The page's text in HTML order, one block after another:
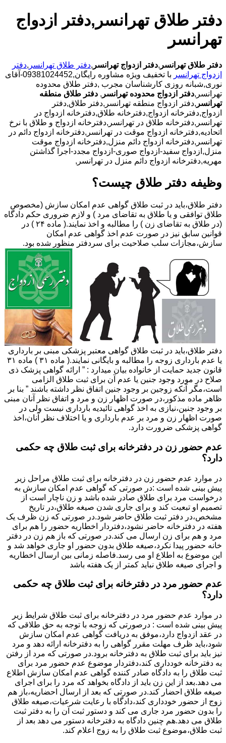
دفتر طلاق تهرانسر,دفتر ازدواج
تهرانسر
دفتر طلاق تهرانسر ,دفتر ازدواج تهرانسر ,دفتر طلاق تهرانسر ,دفتر
ازدواج تهرانسر با
تخفیف ویژه مشاوره رایگان,09381024452-آقای
نوری,شبانه روزی کارشناسان مجرب ,دفتر طلاق محدوده
تهرانسر,دفتر ازدواج محدوده تهرانسر , دفتر طلاق منطقه
تهرانسر ,دفتر ازدواج منطقه تهرانسر,دفتر طلاق,دفتر
ازدواج,دفترخانه ازدواج,دفترخانه طلاق,دفترخانه ازدواج در
تهرانسر,دفترخانه طلاق در تهرانسر,دفترخانه ازدواج و طلاق با نرخ
اتحادیه,دفترخانه ازدواج موقت در تهرانسر,دفترخانه ازدواج دائم در
تهرانسر,دفترخانه ازدواج دائم منزل,دفترخانه ازدواج موقت
منزل,ازدواج سفید-ازدواج صوری-ازدواج مجدد-اجرا گذاشتن
مهریه,دفترخانه ازدواج دائم منزل در تهرانسر,
وظیفه دفتر طلاق چیست؟
دفتر طلاق،باید در ثبت طلاق گواهی عدم امکان سازش (مخصوص
طلاق توافقی و یا طلاق به تقاضای مرد ) و لازم ضروری حکم دادگاه
(در طلاق به تقاضای زن ) را مطالبه و اخذ نمایند.( ماده ۲۴ ) در
قوانین سابق نیز در صورت عدم اخذ گواهی عدم امکان
سازش،مجازات سلب صلاحیت برای سردفتر منظور شده بود.
دفتر طلاق،باید در ثبت طلاق گواهی معتبر پزشکی مبنی بر بارداری
یا عدم بارداری زوجه را مطالبه و بایگانی نمایند.( ماده ۳۱ ) ماده ۳۱
قانون جدید حمایت از خانواده بیان میدارد : ” ارائه گواهی پزشک ذی
صلاح در مورد وجود جنین یا عدم آن برای ثبت طلاق الزامی
است،مگر آنکه زوجین بر وجود جنین اتفاق نظر داشته باشند ” بنا بر
ظاهر ماده مذکور،در صورت اظهار زن و مرد و اتفاق نظر آنان مبنی
بر وجود جنین،نیازی به اخذ گواهی تائیدیه بارداری نیست ولی در
صورت اظهار زن و مرد بر عدم بارداری و یا اختلاف نظر آنان،اخذ
گواهی پزشکی ضرورت دارد.
عدم حضور زن در دفترخانه برای ثبت طلاق چه حکمی
دارد؟
در موارد عدم حضور زن در دفترخانه برای ثبت طلاق مراحل زیر
پیش بینی شده است :در صورتی که گواهی عدم امکان سازش به
درخواست مرد برای طلاق صادر شده باشد و زن ناچار است از
تصمیم او تبعیت کند و برای جاری شدن صیغه طلاق،در تاریخ
مشخص،در دفتر ثبت طلاق حاضر شود.در صورتی که زن ظرف یک
هفته در دفترخانه حاضر نشود،دفتردار اخطاریه حضور را هم برای
مرد و هم برای زن ارسال می کند.در صورتی که باز هم زن در دفتر
خانه حضور پیدا نکرد،صیغه طلاق بدون حضور او جاری خواهد شد و
این موضوع به اطلاع او می رسد.فاصله زمانی بین ارسال اخطاریه
و اجرای صیغه طلاق نباید کمتر از یک هفته باشد
عدم حضور مرد در دفترخانه برای ثبت طلاق چه حکمی
دارد؟
در موارد عدم حضور مرد در دفترخانه برای ثبت طلاق شرایط زیر
پیش بینی شده است : درصورتی که زوجه با توجه به حق طلاقی که
در عقد ازدواج دارد،موفق به دریافت گواهی عدم امکان سازش
شود،باید ظرف مهلت مقرر گواهی را به دفترخانه ارائه دهد و مرد
نیز باید برای ثبت طلاق به دفترخانه برود.در صورتی که مرد از رفتن
به دفترخانه خودداری کند،دفتردار موضوع عدم حضور مرد برای
ثبت طلاق را به دادگاه صادر کننده گواهی عدم امکان سازش اطلاع
می دهد.بعد از این زن باید از دادگاه بخواهد که مرد را برای اجرای
صیغه طلاق احضار کند.در صورتی که بعد از ارسال احضاریه،باز هم
زوج از حضور خودداری کند،دادگاه با رعایت شرعیات،صیغه طلاق
را بدون حضور مرد جاری می کند و دستور ثبت آن را به دفتر ثبت
طلاق می دهد.هم چنین دادگاه به دفترخانه دستور می دهد بعد از
ثبت طلاق،موضوع ثبت طلاق را به زوج اعلام کند.